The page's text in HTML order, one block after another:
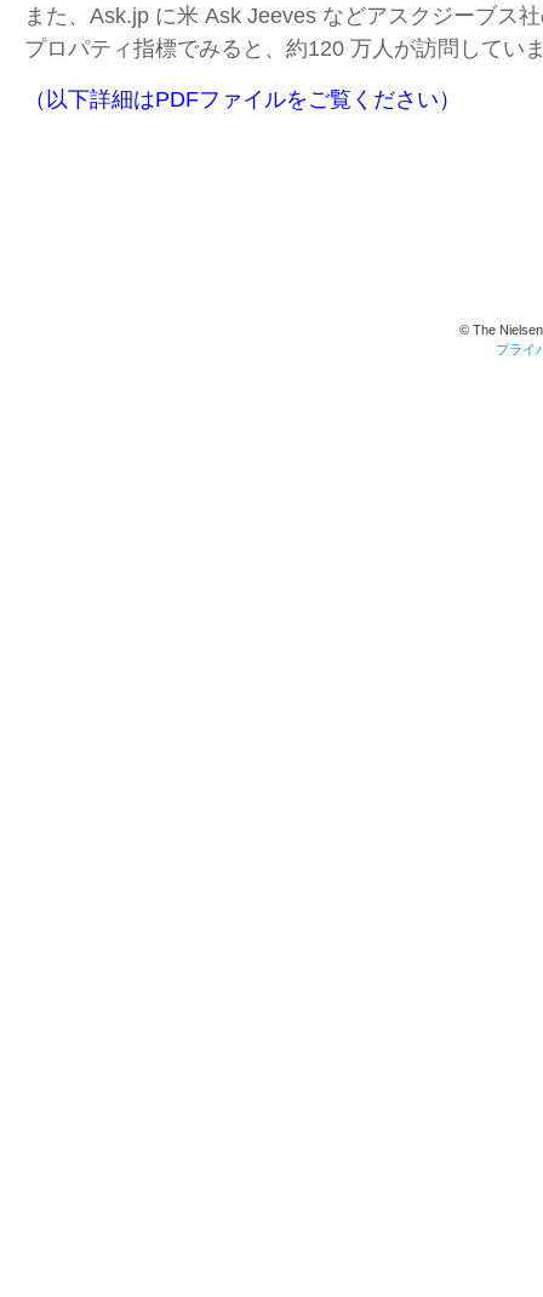
また、Ask.jp に米 Ask Jeeves などアスクジーブス
プロパティ指標でみると、約120 万人が訪問してい
（以下詳細はPDFファイルをご覧ください）
© The
プライ